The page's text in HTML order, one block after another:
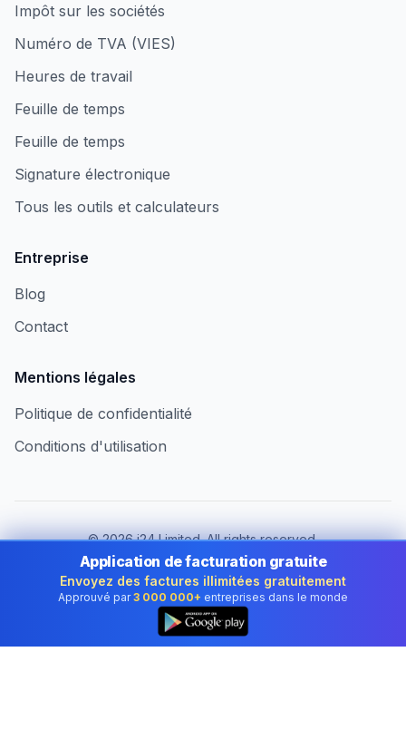
Impôt sur les sociétés
Numéro de TVA (VIES)
Heures de travail
Feuille de temps
Feuille de temps
Signature électronique
Tous les outils et calculateurs
Entreprise
Blog
Contact
Mentions légales
Politique de confidentialité
Conditions d'utilisation
©2026i24 Limited. All rights reserved.
Au service des entreprises au Luxembourg
Changer de pays :
Luxembourg
Application de facturation gratuite
Envoyez des factures illimitées gratuitement
Approuvé par 3 000 000+ entreprises dans le monde